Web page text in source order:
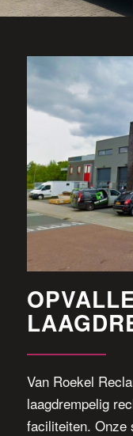
Van Roekel
laagdrempelig
faciliteiten. Onze